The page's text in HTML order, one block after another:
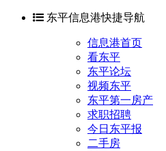
东平信息港快捷导航
信息港首页
看东平
东平论坛
视频东平
东平第一房产
求职招聘
今日东平报
二手房